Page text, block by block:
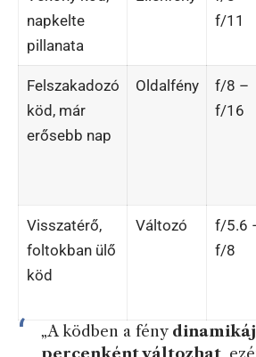
napkelte
pillanata
f/11
Felszakadozó
köd, már
erősebb nap
Oldalfény
f/8 –
f/16
Visszatérő,
foltokban ülő
köd
Változó
f/5.6
f/8
„A ködben a fény